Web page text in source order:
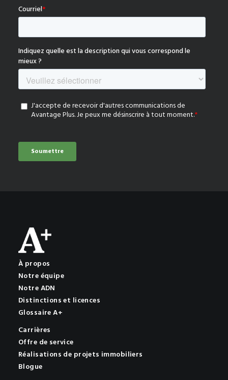
À propos
Notre équipe
Notre ADN
Distinctions et licences
Glossaire A+
Carrières
Offre de service
Réalisations de projets immobiliers
Blogue